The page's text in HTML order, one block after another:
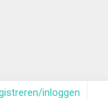
inloggen